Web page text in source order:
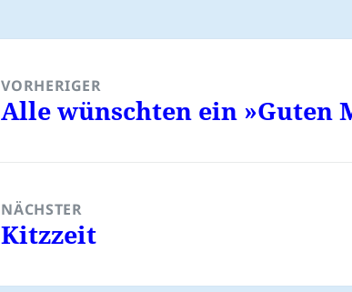
VORHERIGER
Vorheriger
Alle wünschten ein »Guten
NÄCHSTER
Nächster
Kitzzeit